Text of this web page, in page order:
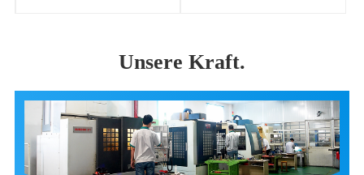
Unsere Kraft.